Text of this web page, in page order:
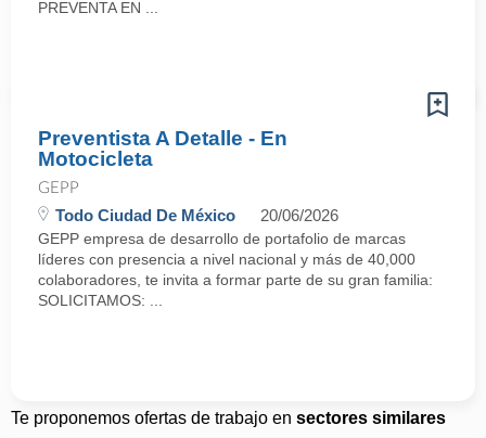
PREVENTA EN ...
Preventista A Detalle - En
Motocicleta
GEPP
Todo Ciudad De México 20/06/2026
GEPP empresa de desarrollo de portafolio de marcas
líderes con presencia a nivel nacional y más de 40,000
colaboradores, te invita a formar parte de su gran familia:
SOLICITAMOS: ...
Te proponemos ofertas de trabajo en sectores similares